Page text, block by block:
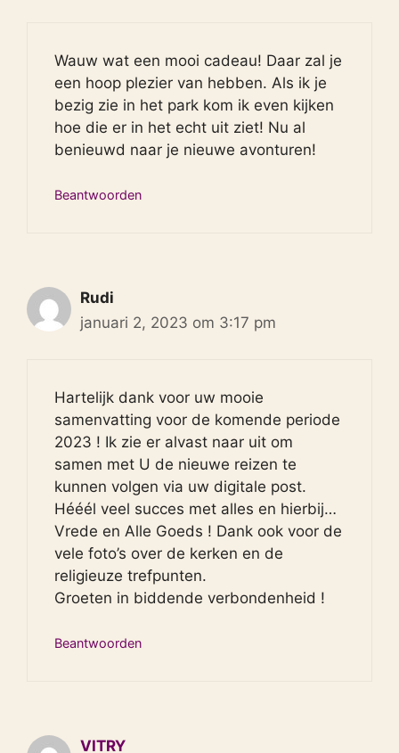
Wauw wat een mooi cadeau! Daar zal je
een hoop plezier van hebben. Als ik je
bezig zie in het park kom ik even kijken
hoe die er in het echt uit ziet! Nu al
benieuwd naar je nieuwe avonturen!
Beantwoorden
Rudi
januari 2, 2023 om 3:17 pm
Hartelijk dank voor uw mooie
samenvatting voor de komende periode
2023 ! Ik zie er alvast naar uit om
samen met U de nieuwe reizen te
kunnen volgen via uw digitale post.
Hééél veel succes met alles en hierbij…
Vrede en Alle Goeds ! Dank ook voor de
vele foto’s over de kerken en de
religieuze trefpunten.
Groeten in biddende verbondenheid !
Beantwoorden
VITRY